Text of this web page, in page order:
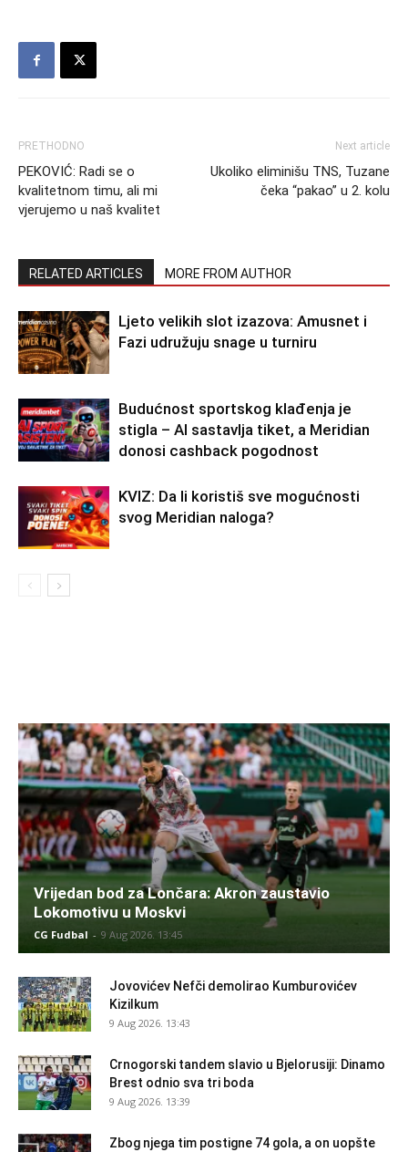
PRETHODNO
PEKOVIĆ: Radi se o
kvalitetnom timu, ali mi
vjerujemo u naš kvalitet
Next article
Ukoliko eliminišu TNS, Tuzane
čeka “pakao” u 2. kolu
RELATED ARTICLES MORE FROM AUTHOR
Ljeto velikih slot izazova: Amusnet i
Fazi udružuju snage u turniru
Budućnost sportskog klađenja je
stigla – AI sastavlja tiket, a Meridian
donosi cashback pogodnost
KVIZ: Da li koristiš sve mogućnosti
svog Meridian naloga?
Vrijedan bod za Lončara: Akron zaustavio
Lokomotivu u Moskvi
CG Fudbal - 9 Aug 2026. 13:45
Jovovićev Nefči demolirao Kumburovićev
Kizilkum
9 Aug 2026. 13:43
Crnogorski tandem slavio u Bjelorusiji: Dinamo
Brest odnio sva tri boda
9 Aug 2026. 13:39
Zbog njega tim postigne 74 gola, a on uopšte